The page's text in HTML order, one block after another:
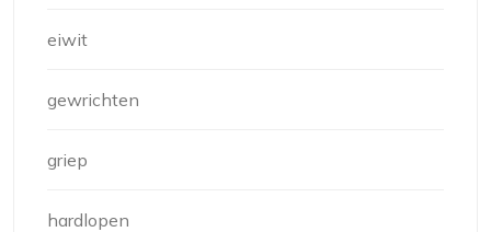
eiwit
gewrichten
griep
hardlopen